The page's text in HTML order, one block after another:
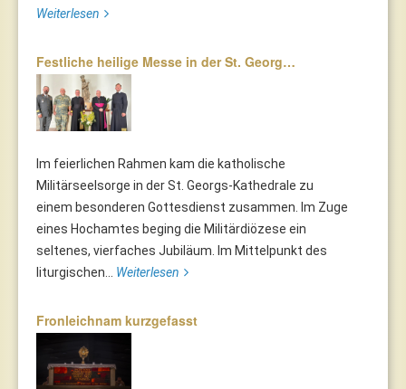
Weiterlesen
Festliche heilige Messe in der St. Georg…
Im feierlichen Rahmen kam die katholische
Militärseelsorge in der St. Georgs-Kathedrale zu
einem besonderen Gottesdienst zusammen. Im Zuge
eines Hochamtes beging die Militärdiözese ein
seltenes, vierfaches Jubiläum. Im Mittelpunkt des
liturgischen... Weiterlesen
Fronleichnam kurzgefasst